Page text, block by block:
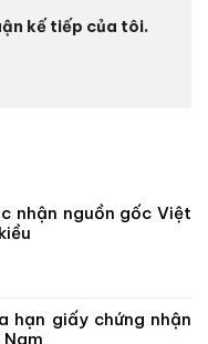
kế tiếp của tôi.
nhận nguồn gốc Việt
hạn giấy chứng nhận